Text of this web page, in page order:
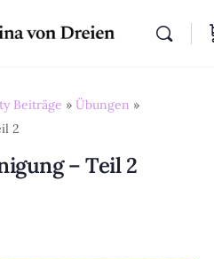
Beiträge » Übungen »
2
– Teil 2